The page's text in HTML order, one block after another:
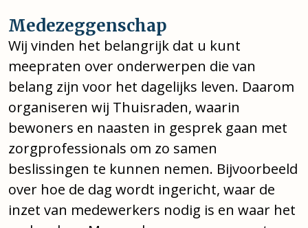
Medezeggenschap
Wij vinden het belangrijk dat u kunt
meepraten over onderwerpen die van
belang zijn voor het dagelijks leven. Daarom
organiseren wij Thuisraden, waarin
bewoners en naasten in gesprek gaan met
zorgprofessionals om zo samen
beslissingen te kunnen nemen. Bijvoorbeeld
over hoe de dag wordt ingericht, waar de
inzet van medewerkers nodig is en waar het